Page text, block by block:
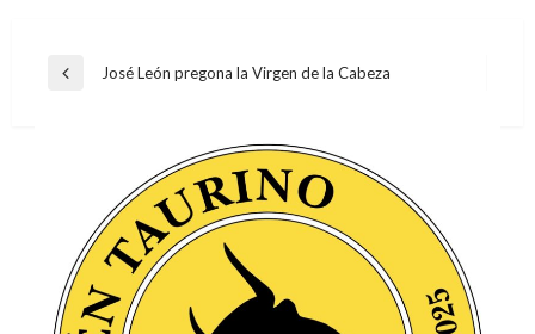
Navegación
Entrada
José León pregona la Virgen de la Cabeza